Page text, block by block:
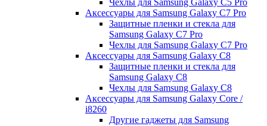
Аксессуары для Samsung Galaxy C7 Pro
Защитные пленки и стекла для
Samsung Galaxy C7 Pro
Чехлы для Samsung Galaxy C7 Pro
Аксессуары для Samsung Galaxy C8
Защитные пленки и стекла для
Samsung Galaxy C8
Чехлы для Samsung Galaxy C8
Аксессуары для Samsung Galaxy Core /
i8260
Другие гаджеты для Samsung